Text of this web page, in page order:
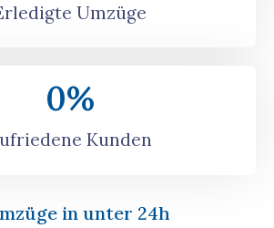
Umzüge
Kunden
0%
in unter 24h